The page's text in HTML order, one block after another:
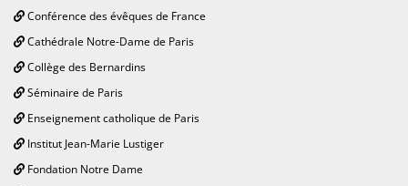
Conférence des évêques de France
Cathédrale Notre-Dame de Paris
Collège des Bernardins
Séminaire de Paris
Enseignement catholique de Paris
Institut Jean-Marie Lustiger
Fondation Notre Dame